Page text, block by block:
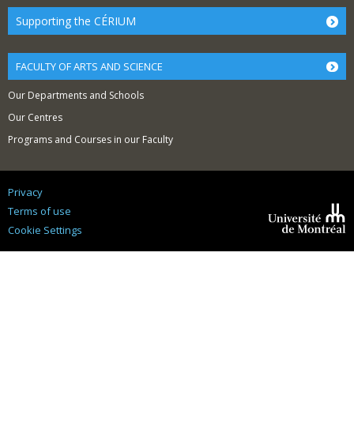
Supporting the CÉRIUM
FACULTY OF ARTS AND SCIENCE
Our Departments and Schools
Our Centres
Programs and Courses in our Faculty
Privacy
Terms of use
Cookie Settings
Montréal